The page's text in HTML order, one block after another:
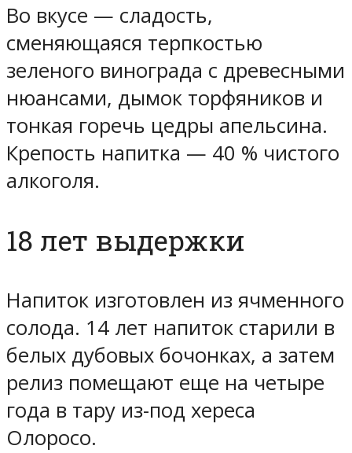
Во вкусе — сладость,
сменяющаяся терпкостью
зеленого винограда с древесными
нюансами, дымок торфяников и
тонкая горечь цедры апельсина.
Крепость напитка — 40 % чистого
алкоголя.
18 лет выдержки
Напиток изготовлен из ячменного
солода. 14 лет напиток старили в
белых дубовых бочонках, а затем
релиз помещают еще на четыре
года в тару из-под хереса
Олоросо.